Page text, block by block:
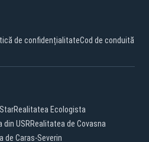
de confidențialitateCod de conduită
Realitatea Ecologista
din USRRealitatea de Covasna
de Caras-Severin